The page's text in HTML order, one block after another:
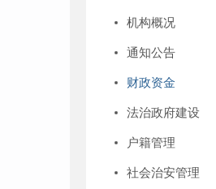
机构概况
通知公告
财政资金
法治政府建设
户籍管理
社会治安管理